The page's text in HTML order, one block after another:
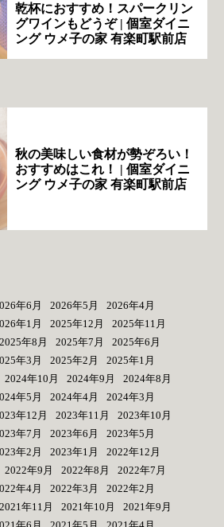
乾杯におすすめ！スパークリン
グワインもどうぞ | 個室ダイニ
ング ウメ子の家 有楽町駅前店
秋の美味しい食材が勢ぞろい！
おすすめはこれ！ | 個室ダイニ
ング ウメ子の家 有楽町駅前店
年6月 2026年5月
2026年4月
年1月 2025年12月
2025年11月
2025年8月 2025年7月
2025年6月
年3月 2025年2月
2025年1月
2024年10月 2024年9月
2024年8月
年5月 2024年4月
2024年3月
年12月 2023年11月
2023年10月
年7月 2023年6月
2023年5月
年2月 2023年1月
2022年12月
2022年9月 2022年8月
2022年7月
年4月 2022年3月
2022年2月
2021年11月 2021年10月
2021年9月